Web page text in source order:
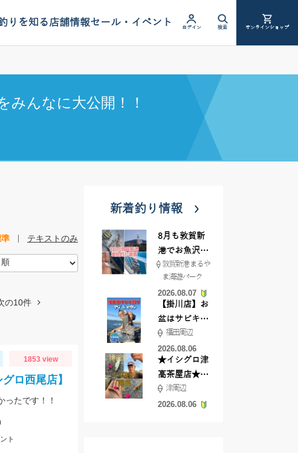
りを知る店舗情報セール・イベント ログイン 検索 オンラインショップ
みんなに大公開！！
テキストのみ
の10件
1853 view
ロ西尾店】
たです！！
ト
新着釣り情報
8月も敦賀新
港でお魚沢山
♪ イシグロ彦
根店
敦賀新港 まるや
ま海遊パーク
2026.08.07
【掛川店】お
盆はサビキ釣
りいきません
か?
福田周辺
2026.08.06
★イシグロ津
高茶屋店★津
近郊ハゼ釣れ
てます！
津周辺
2026.08.06